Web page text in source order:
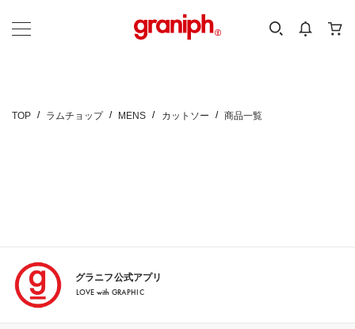
カテゴリーから探す
TOP ラムチョップ MENS カットソー 商品一覧
グラニフ公式アプリ
LOVE with GRAPHIC